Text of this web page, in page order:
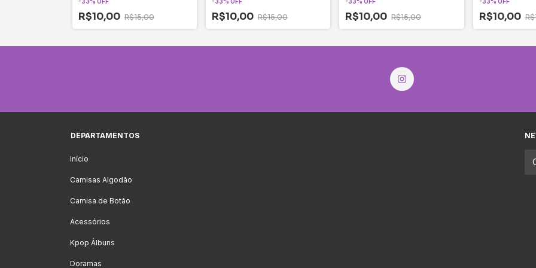
R$10,00 R$15,00 R$10,00 R$15,00 R$10,00 R$15,00 R$10,00
DEPARTAMENTOS
Início
Camisas Algodão
Camisa de Botão
Acessórios
Kpop Álbuns
Doramas